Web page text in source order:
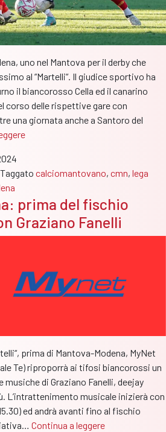
uno nel Mantova per il derby che
al “Martelli“. Il giudice sportivo ha
il biancorosso Cella ed il canarino
corso delle rispettive gare con
una giornata anche a Santoro del
Mantova-
per
Cella,
Defrel
e
Taggato calciomantovano, cmn, lega
prima del fischio
Graziano Fanelli
prima di Mantova-Modena, MyNet
Te) riproporrà ai tifosi biancorossi un
di Graziano Fanelli, deejay
L’intrattenimento musicale inizierà con
ed andrà avanti fino al fischio
Continua a leggereMantova-